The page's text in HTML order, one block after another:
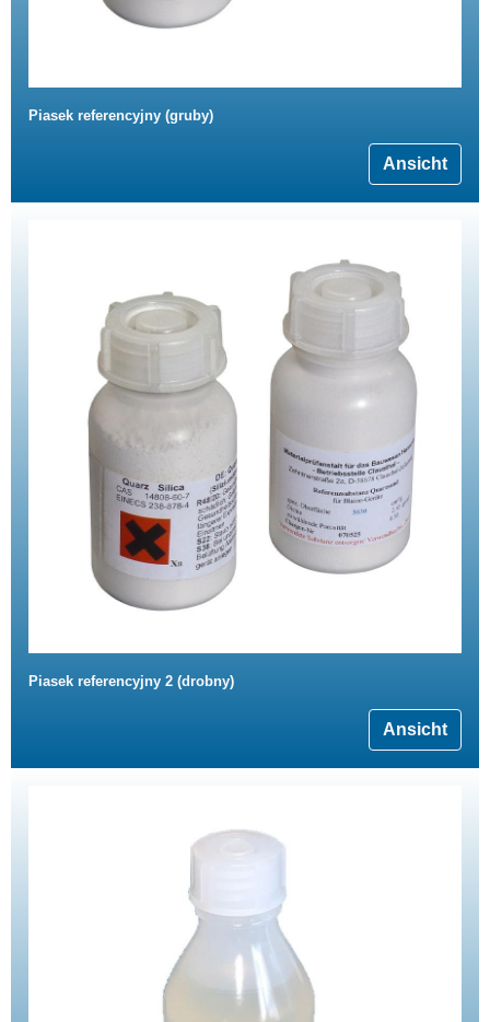
Piasek referencyjny (gruby)
Ansicht
Piasek referencyjny 2 (drobny)
Ansicht